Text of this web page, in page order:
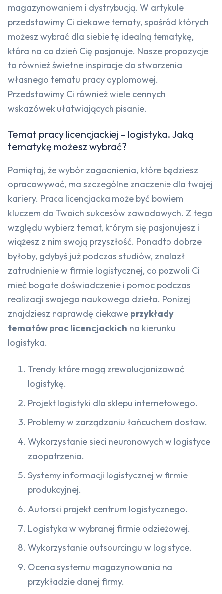
magazynowaniem i dystrybucją. W artykule
przedstawimy Ci ciekawe tematy, spośród których
możesz wybrać dla siebie tę idealną tematykę,
która na co dzień Cię pasjonuje. Nasze propozycje
to również świetne inspiracje do stworzenia
własnego tematu pracy dyplomowej.
Przedstawimy Ci również wiele cennych
wskazówek ułatwiających pisanie.
Temat pracy licencjackiej – logistyka. Jaką
tematykę możesz wybrać?
Pamiętaj, że wybór zagadnienia, które będziesz
opracowywać, ma szczególne znaczenie dla twojej
kariery. Praca licencjacka może być bowiem
kluczem do Twoich sukcesów zawodowych. Z tego
względu wybierz temat, którym się pasjonujesz i
wiążesz z nim swoją przyszłość. Ponadto dobrze
byłoby, gdybyś już podczas studiów, znalazł
zatrudnienie w firmie logistycznej, co pozwoli Ci
mieć bogate doświadczenie i pomoc podczas
realizacji swojego naukowego dzieła. Poniżej
znajdziesz naprawdę ciekawe przykłady
tematów prac licencjackich na kierunku
logistyka.
Trendy, które mogą zrewolucjonizować
logistykę.
Projekt logistyki dla sklepu internetowego.
Problemy w zarządzaniu łańcuchem dostaw.
Wykorzystanie sieci neuronowych w logistyce
zaopatrzenia.
Systemy informacji logistycznej w firmie
produkcyjnej.
Autorski projekt centrum logistycznego.
Logistyka w wybranej firmie odzieżowej.
Wykorzystanie outsourcingu w logistyce.
Ocena systemu magazynowania na
przykładzie danej firmy.